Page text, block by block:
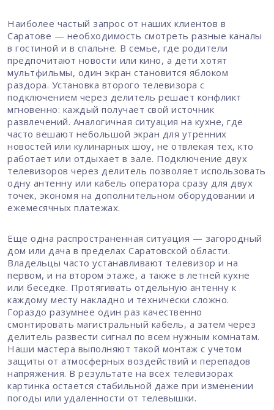
Наиболее частый запрос от наших клиентов в
Саратове — необходимость смотреть разные каналы
в гостиной и в спальне. В семье, где родители
предпочитают новости или кино, а дети хотят
мультфильмы, один экран становится яблоком
раздора. Установка второго телевизора с
подключением через делитель решает конфликт
мгновенно: каждый получает свой источник
развлечений. Аналогичная ситуация на кухне, где
часто вешают небольшой экран для утренних
новостей или кулинарных шоу, не отвлекая тех, кто
работает или отдыхает в зале. Подключение двух
телевизоров через делитель позволяет использовать
одну антенну или кабель оператора сразу для двух
точек, экономя на дополнительном оборудовании и
ежемесячных платежах.
Еще одна распространенная ситуация — загородный
дом или дача в пределах Саратовской области.
Владельцы часто устанавливают телевизор и на
первом, и на втором этаже, а также в летней кухне
или беседке. Протягивать отдельную антенну к
каждому месту накладно и технически сложно.
Гораздо разумнее один раз качественно
смонтировать магистральный кабель, а затем через
делитель развести сигнал по всем нужным комнатам.
Наши мастера выполняют такой монтаж с учетом
защиты от атмосферных воздействий и перепадов
напряжения. В результате на всех телевизорах
картинка остается стабильной даже при изменении
погоды или удаленности от телевышки.